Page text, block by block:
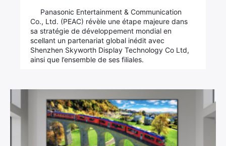
Panasonic Entertainment & Communication
Co., Ltd. (PEAC) révèle une étape majeure dans
sa stratégie de développement mondial en
scellant un partenariat global inédit avec
Shenzhen Skyworth Display Technology Co Ltd,
ainsi que l’ensemble de ses filiales.